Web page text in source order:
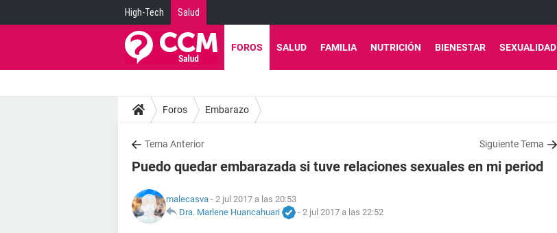
High-Tech Salud
FOROS SALUD FAMILIA NUTRICIÓN BIENESTAR SEXUALIDAD
Foros Embarazo
Tema Anterior Siguiente Tema
Puedo quedar embarazada si tuve relaciones sexuales en mi period
malecasva - 2 jul 2017 a las 20:53
Dra. Marlene Huancahuari
- 2 jul 2017 a las 22:52